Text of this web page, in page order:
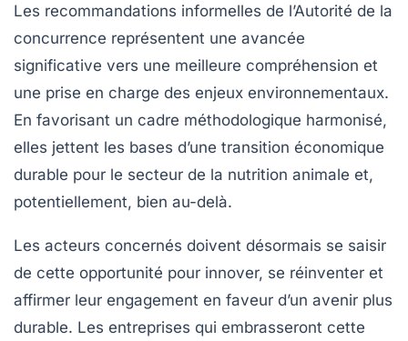
Les recommandations informelles de l’Autorité de la
concurrence représentent une avancée
significative vers une meilleure compréhension et
une prise en charge des enjeux environnementaux.
En favorisant un cadre méthodologique harmonisé,
elles jettent les bases d’une transition économique
durable pour le secteur de la nutrition animale et,
potentiellement, bien au-delà.
Les acteurs concernés doivent désormais se saisir
de cette opportunité pour innover, se réinventer et
affirmer leur engagement en faveur d’un avenir plus
durable. Les entreprises qui embrasseront cette